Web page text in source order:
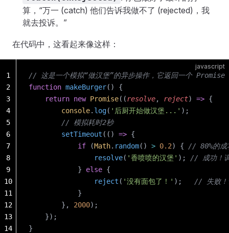
算，“万一 (catch) 他们告诉我做不了 (rejected)，我
就去投诉。”
在代码中，这看起来像这样：
javascript
// 这是一个模拟“做汉堡”的异步操作，它返回一个 Promise
function makeBurger() {
    return
new Promise((resolve, reject) => {
        console
. log( '后厨开始做汉堡...' );
        // 模拟耗时2秒
        setTimeout
(() => {
            if
(Math. random() > 0.2) { // 80%的成
                resolve
( '香喷喷的汉堡' ); // 成功！
            }
else {
                reject
( '没有面包了！' ); // 失败
            }
        },
2000);
    });
}
1
2
3
4
5
6
7
8
9
10
11
12
13
14